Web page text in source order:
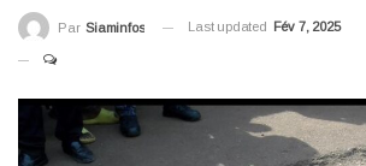
Par Siaminfos Last updated Fév 7, 2025